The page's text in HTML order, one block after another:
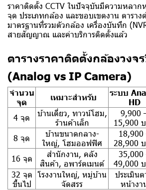
ราคาติดตั้ง CCTV ในปัจจุบันมีความหลา
จุด ประเภทกล้อง และขอบเขตงาน ตาราง
มาตรฐานที่รวมตัวกล้อง เครื่องบันทึก
สายสัญญาณ และค่าบริการติดตั้งแล้ว
ตารางราคาติดตั้งกล้องวงจ
(Analog vs IP Camera)
จำนวน
จุด
เหมาะสำหรับ
ระบบ
HD
4 จุด
บ้านเดี่ยว, ทาวน์โฮม,
ร้านค้าเล็ก
9,900
15,900
8 จุด
บ้านขนาดกลาง-
ใหญ่, โฮมออฟฟิศ
18,900
28,900
16 จุด
สำนักงาน, คลัง
สินค้า, อพาร์ตเมนต์
35,000
49,000
32 จุด
ขึ้นไป
โรงงานใหญ่, หมู่บ้าน
จัดสรร
ประเมิน
หน้างา